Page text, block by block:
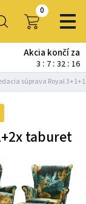
0
Akcia končí za
3 7 32 14
súprava Royal
taburet